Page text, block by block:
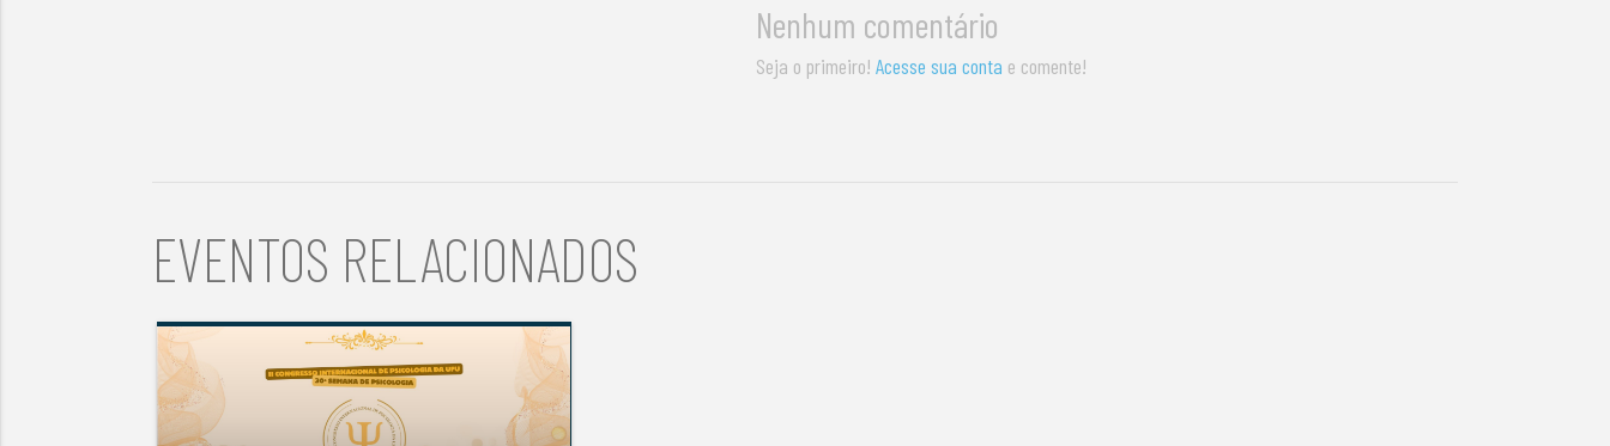
Nenhum comentário
Seja o primeiro!Acesse sua conta e comente!
EVENTOS RELACIONADOS